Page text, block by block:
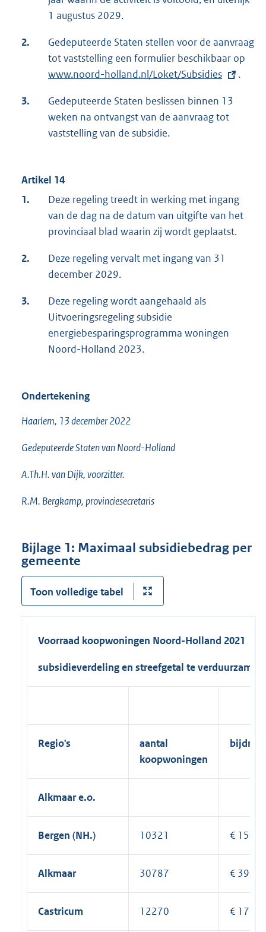
1 augustus 2029.
2.
Gedeputeerde Staten stellen voor de aanvraag
tot vaststelling een formulier beschikbaar op
www.noord-holland.nl/Loket/Subsidies .
3.
Gedeputeerde Staten beslissen binnen 13
weken na ontvangst van de aanvraag tot
vaststelling van de subsidie.
Artikel 14
1.
Deze regeling treedt in werking met ingang
van de dag na de datum van uitgifte van het
provinciaal blad waarin zij wordt geplaatst.
2.
Deze regeling vervalt met ingang van 31
december 2029.
3.
Deze regeling wordt aangehaald als
Uitvoeringsregeling subsidie
energiebesparingsprogramma woningen
Noord-Holland 2023.
Ondertekening
Haarlem, 13 december 2022
Gedeputeerde Staten van Noord-Holland
A.Th.H. van Dijk, voorzitter.
R.M. Bergkamp, provinciesecretaris
Bijlage 1: Maximaal subsidiebedrag per
gemeente
Toon volledige tabel
Voorraad koopwoningen Noord-Holland 2021
subsidieverdeling en streefgetal te
Regio's
aantal
koopwoningen
Alkmaar e.o.
Bergen (NH.) 10321 €
Alkmaar 30787 €
Castricum 12270 €